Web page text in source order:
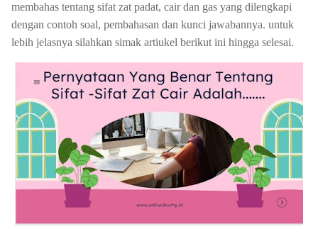
membahas tentang sifat zat padat, cair dan gas yang dilengkapi
dengan contoh soal, pembahasan dan kunci jawabannya. untuk
lebih jelasnya silahkan simak artiukel berikut ini hingga selesai.